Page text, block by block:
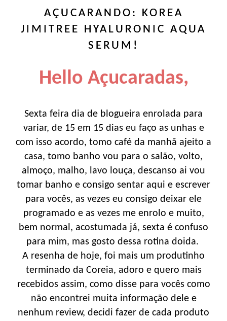
AÇUCARANDO: KOREA
JIMITREE HYALURONIC AQUA
SERUM!
Hello Açucaradas,
Sexta feira dia de blogueira enrolada para
variar, de 15 em 15 dias eu faço as unhas e
com isso acordo, tomo café da manhã ajeito a
casa, tomo banho vou para o salão, volto,
almoço, malho, lavo louça, descanso ai vou
tomar banho e consigo sentar aqui e escrever
para vocês, as vezes eu consigo deixar ele
programado e as vezes me enrolo e muito,
bem normal, acostumada já, sexta é confuso
para mim, mas gosto dessa rotina doida.
A resenha de hoje, foi mais um produtinho
terminado da Coreia, adoro e quero mais
recebidos assim, como disse para vocês como
não encontrei muita informação dele e
nenhum review, decidi fazer de cada produto